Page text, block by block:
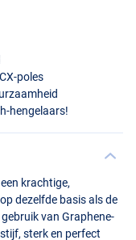
-poles
hengelaars!
krachtige,
dezelfde basis als de
van Graphene-
sterk en perfect